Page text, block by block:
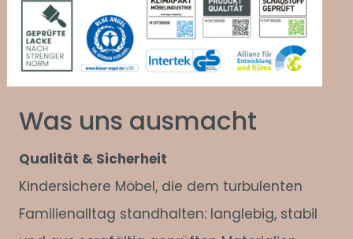
Was uns ausmacht
Qualität & Sicherheit
Kindersichere Möbel, die dem turbulenten
Familienalltag standhalten: langlebig, stabil